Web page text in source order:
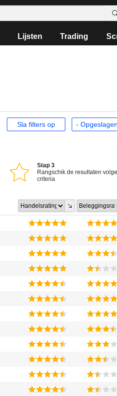
Lijsten Trading
Sla filters op
Stap 3
Rangschik de resultaten
criteria